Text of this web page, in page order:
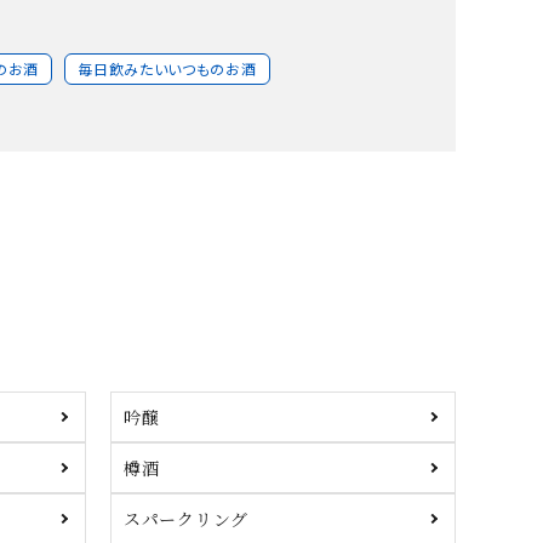
お酒 毎日飲みたいいつものお酒
吟醸
樽酒
スパークリング